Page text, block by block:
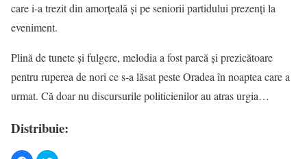
care i-a trezit din amorţeală şi pe seniorii partidului prezenţi la
eveniment.
Plină de tunete şi fulgere, melodia a fost parcă şi prezicătoare
pentru ruperea de nori ce s-a lăsat peste Oradea în noaptea care a
urmat. Că doar nu discursurile politicienilor au atras urgia…
Distribuie: